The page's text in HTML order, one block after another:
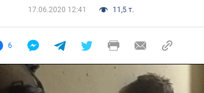
17.06.2020 12:41
11,5 т.
6